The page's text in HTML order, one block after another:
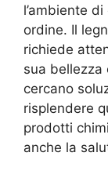
l’ambiente
ordine. Il
richiede
sua bellezza
cercano
risplendere
prodotti
anche la